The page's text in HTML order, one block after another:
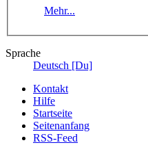
Mehr...
Sprache
Deutsch [Du]
Kontakt
Hilfe
Startseite
Seitenanfang
RSS-Feed